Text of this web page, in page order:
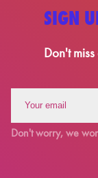
SIGN
Don't
Don't worry, we